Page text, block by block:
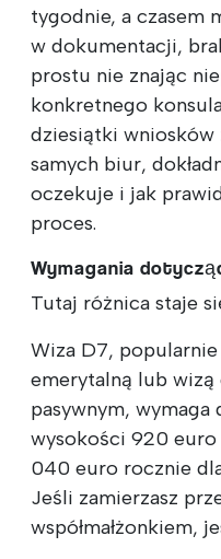
tygodnie, a czasem
w dokumentacji,
prostu nie znając
konkretnego
dziesiątki
samych biur,
oczekuje i jak
proces.
Wymagania
Tutaj różnica staje
Wiza D7,
emerytalną lub
pasywnym,
wysokości 920 euro
040 euro rocznie
Jeśli zamierzasz
współmałżonkiem,